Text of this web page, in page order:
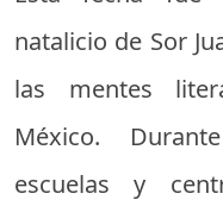
natalicio de Sor
las mentes
México.
escuelas y